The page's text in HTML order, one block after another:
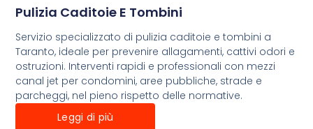
Pulizia Caditoie E Tombini
Servizio specializzato di pulizia caditoie e tombini a
Taranto, ideale per prevenire allagamenti, cattivi odori e
ostruzioni. Interventi rapidi e professionali con mezzi
canal jet per condomini, aree pubbliche, strade e
parcheggi, nel pieno rispetto delle normative.
Leggi di più